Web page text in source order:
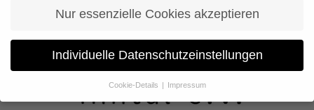
Nur essenzielle Cookies akzeptieren
Individuelle Datenschutzeinstellungen
Cookie-Details Impressum
Datenschutzeinstellungen